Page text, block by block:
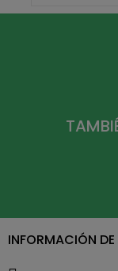
INFORMACIÓN